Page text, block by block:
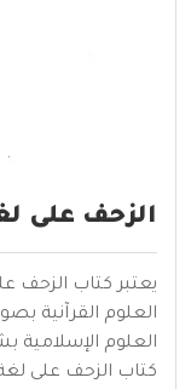
الزحف على
يعتبر كتاب الزحف
العلوم القرآنية
العلوم
كتاب الزحف على